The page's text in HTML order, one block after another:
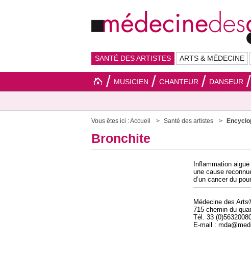
SANTÉ DES ARTISTES ARTS & MÉDECINE
MUSICIEN CHANTEUR DANSEUR
Vous êtes ici :Accueil Santé des artistes
Bronchite
Inflammation
une cause
d’un cancer du
Médecine des
715 chemin du
Tél. 33
E-mail :